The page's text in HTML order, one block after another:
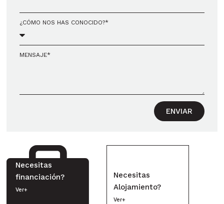
¿CÓMO NOS HAS CONOCIDO?*
MENSAJE*
ENVIAR
Necesitas
financiación?
Ver+
Necesitas
Alojamiento?
Ver+